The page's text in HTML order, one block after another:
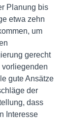
Planung bis
etwa zehn
um
gerecht
gute Ansätze
der
dass
Interesse